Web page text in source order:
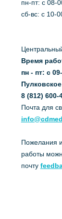
пн-пт: c 08-
сб-вс: с 10-
Время
пн - пт: с
8 (812) 600-
Почта для
Пожелания
работы
почту